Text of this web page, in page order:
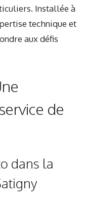
Installée à
technique et
aux défis
de
dans la